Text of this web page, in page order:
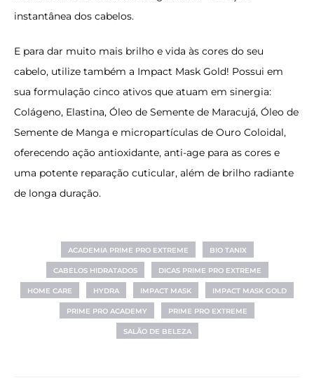
instantânea dos cabelos.
E para dar muito mais brilho e vida às cores do seu
cabelo, utilize também a Impact Mask Gold! Possui em
sua formulação cinco ativos que atuam em sinergia:
Colágeno, Elastina, Óleo de Semente de Maracujá, Óleo de
Semente de Manga e micropartículas de Ouro Coloidal,
oferecendo ação antioxidante, anti-age para as cores e
uma potente reparação cuticular, além de brilho radiante
de longa duração.
ACADEMIA PRIME PRO EXTREME BIO TANIX
CABELOS HIDRATADOS DICAS PRIME PRO EXTREME
HOME CARE HYDRA IMPACT MASK IMPACT MASK GOLD
PRIME PRO ACADEMY PRIME PRO EXTREME
SALÃO DE BELEZA